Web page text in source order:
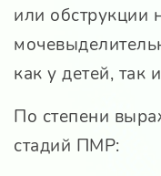
или обструкции
как у детей, так
По степени
стадий ПМР: